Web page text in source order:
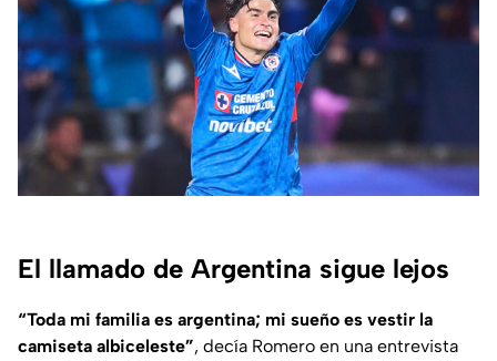
El llamado de Argentina sigue lejos
“Toda mi familia es argentina; mi sueño es vestir la
camiseta albiceleste”, decía Romero en una entrevista